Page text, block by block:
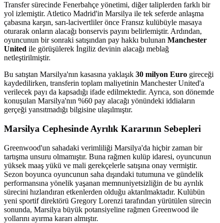
Transfer sürecinde Fenerbahçe yönetimi, diğer taliplerden farklı bir
yol izlemiştir. Atletico Madrid'in Marsilya ile tek seferde anlaşma
çabasına karşın, sarı-lacivertliler önce Fransız kulübüyle masaya
oturarak onların alacağı bonservis payını belirlemiştir. Ardından,
oyuncunun bir sonraki satışından pay hakkı bulunan Manchester
United ile görüşülerek İngiliz devinin alacağı meblağ
netleştirilmiştir.
Bu satıştan Marsilya'nın kasasına yaklaşık 30 milyon Euro gireceği
kaydedilirken, transferin toplam maliyetinin Manchester United'a
verilecek payı da kapsadığı ifade edilmektedir. Ayrıca, son dönemde
konuşulan Marsilya'nın %60 pay alacağı yönündeki iddiaların
gerçeği yansıtmadığı bilgisine ulaşılmıştır.
Marsilya Cephesinde Ayrılık Kararının Sebepleri
Greenwood'un sahadaki verimliliği Marsilya'da hiçbir zaman bir
tartışma unsuru olmamıştır. Buna rağmen kulüp idaresi, oyuncunun
yüksek maaş yükü ve mali gerekçelerle satışına onay vermiştir.
Sezon boyunca oyuncunun saha dışındaki tutumuna ve gündelik
performansına yönelik yaşanan memnuniyetsizliğin de bu ayrılık
sürecini hızlandıran etkenlerden olduğu aktarılmaktadır. Kulübün
yeni sportif direktörü Gregory Lorenzi tarafından yürütülen sürecin
sonunda, Marsilya büyük potansiyeline rağmen Greenwood ile
yollarını ayırma kararı almıştır.